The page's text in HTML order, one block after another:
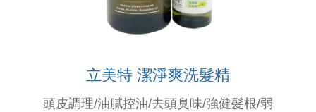
就算在睡覺極光也在幫妳護髮---極光體驗
立美特 潔淨爽洗髮精
頭皮調理/油膩控油/去頭臭味/強健髮根/弱